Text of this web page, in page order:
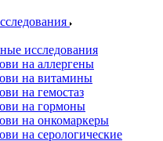
исследования
на аллергены
на витамины
на гемостаз
на гормоны
на онкомаркеры
на серологические